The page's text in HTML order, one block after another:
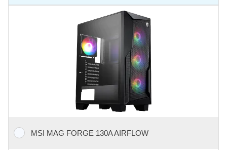
MSI MAG FORGE 130A AIRFLOW